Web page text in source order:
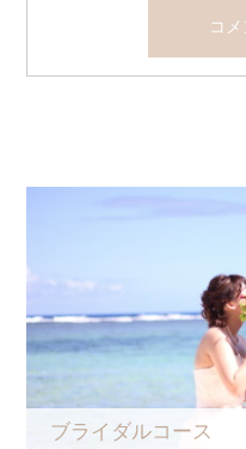
ブライダルコース